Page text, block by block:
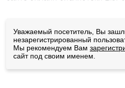
Уважаемый посетитель, Вы
незарегистрированный
Мы рекомендуем Вам
сайт под своим именем.